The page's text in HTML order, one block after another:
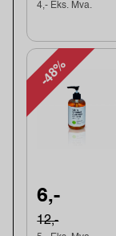
4,- Eks. Mva.
-48%
6,-
12,-